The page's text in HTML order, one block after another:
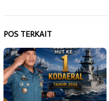
POS TERKAIT